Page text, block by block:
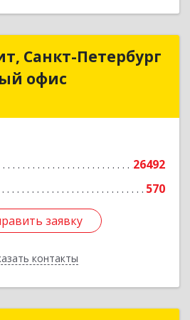
Санкт-Петербург
офис
26492
570
заявку
контакты
Санкт-Петербург
Центральный офис
заявку
Назад